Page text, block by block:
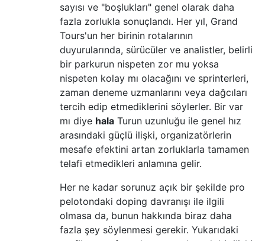
sayısı ve "boşlukları" genel olarak daha
fazla zorlukla sonuçlandı. Her yıl, Grand
Tours'un her birinin rotalarının
duyurularında, sürücüler ve analistler, belirli
bir parkurun nispeten zor mu yoksa
nispeten kolay mı olacağını ve sprinterleri,
zaman deneme uzmanlarını veya dağcıları
tercih edip etmediklerini söylerler. Bir var
mı diye hala Turun uzunluğu ile genel hız
arasındaki güçlü ilişki, organizatörlerin
mesafe efektini artan zorluklarla tamamen
telafi etmedikleri anlamına gelir.
Her ne kadar sorunuz açık bir şekilde pro
pelotondaki doping davranışı ile ilgili
olmasa da, bunun hakkında biraz daha
fazla şey söylenmesi gerekir. Yukarıdaki